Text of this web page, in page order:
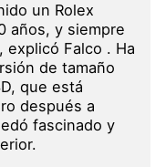
un Rolex
años, y siempre
explicó Falco . Ha
de tamaño
que está
después a
fascinado y